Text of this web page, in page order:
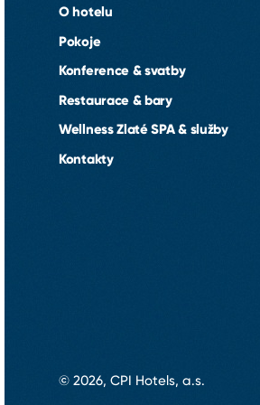
O hotelu
Pokoje
Konference & svatby
Restaurace & bary
Wellness Zlaté SPA & služby
Kontakty
© 2026, CPI Hotels, a.s.